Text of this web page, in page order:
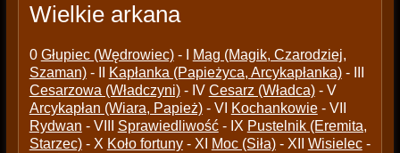
Wielkie arkana
0 Głupiec (Wędrowiec)- I
Mag (Magik, Czarodziej,
Szaman)- II Kapłanka (Papieżyca, Arcykapłanka)- III
Cesarzowa (Władczyni)- IV Cesarz (Władca)- V
Arcykapłan (Wiara, Papież)- VI Kochankowie- VII
Rydwan - VIII Sprawiedliwość- IX Pustelnik (Eremita,
Starzec)- X Koło fortuny- XI Moc (Siła)- XII Wisielec-